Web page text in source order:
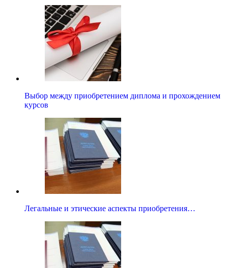
Выбор между приобретением диплома и прохождением
курсов
Легальные и этические аспекты приобретения…